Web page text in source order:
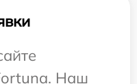
Наш